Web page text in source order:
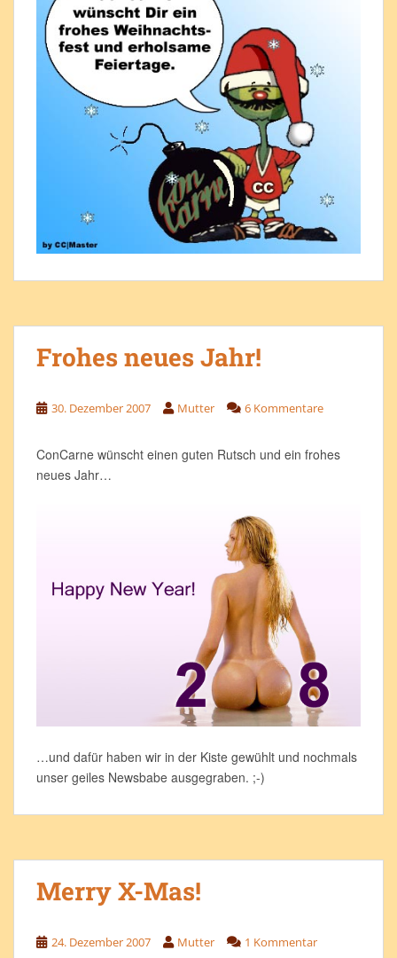
Frohes neues Jahr!
30. Dezember 2007 Mutter 6 Kommentare
ConCarne wünscht einen guten Rutsch und ein frohes
neues Jahr…
…und dafür haben wir in der Kiste gewühlt und nochmals
unser geiles Newsbabe ausgegraben. ;-)
Merry X-Mas!
24. Dezember 2007 Mutter 1 Kommentar